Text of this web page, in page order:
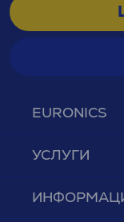
EURONICS
УСЛУГИ